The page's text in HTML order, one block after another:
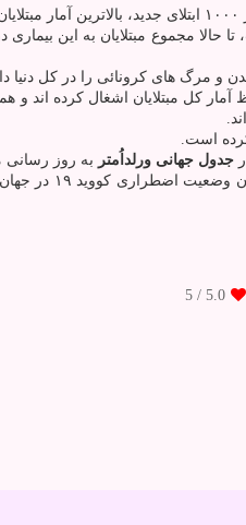
به ترتیب جایگاه دوم و سوم را به لحاظ آمار
جدول جهانی ورلداُمتر
به روز
5.0
/ 5